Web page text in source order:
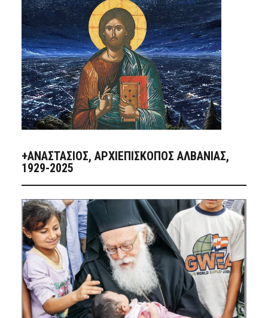
+ΑΝΑΣΤΆΣΙΟΣ, ΑΡΧΙΕΠΊΣΚΟΠΟΣ ΑΛΒΑΝΊΑΣ,
1929-2025